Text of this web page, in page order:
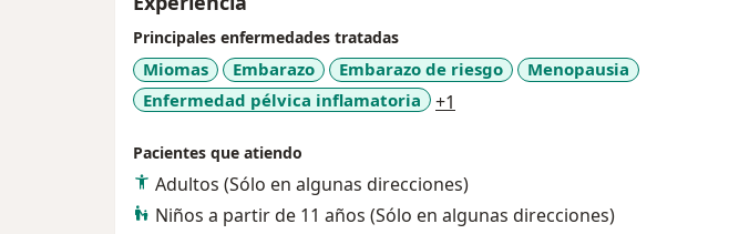
Principales enfermedades tratadas
Miomas Embarazo Embarazo de riesgo
Menopausia
Enfermedad pélvica inflamatoria
+1
Pacientes que atiendo
Adultos (Sólo en algunas direcciones)
Niños a partir de 11 años (Sólo en algunas direcciones)